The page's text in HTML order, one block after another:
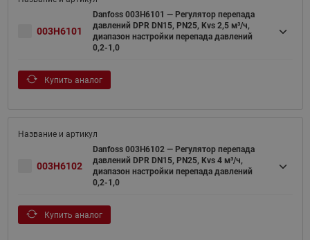
003H6101
Danfoss 003H6101 — Регулятор перепада
давлений DPR DN15, PN25, Kvs 2,5 м³/ч,
диапазон настройки перепада давлений
0,2-1,0
Купить аналог
003H6102
Danfoss 003H6102 — Регулятор перепада
давлений DPR DN15, PN25, Kvs 4 м³/ч,
диапазон настройки перепада давлений
0,2-1,0
Купить аналог